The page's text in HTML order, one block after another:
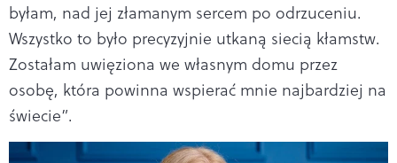
byłam, nad jej złamanym sercem po odrzuceniu.
Wszystko to było precyzyjnie utkaną siecią kłamstw.
Zostałam uwięziona we własnym domu przez
osobę, która powinna wspierać mnie najbardziej na
świecie”.